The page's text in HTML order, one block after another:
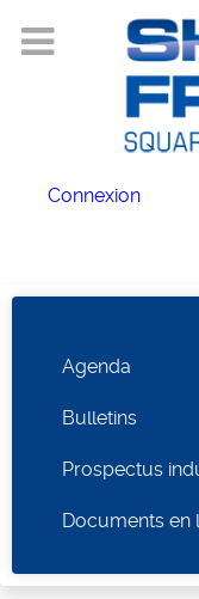
Connexion
Agenda
Bulletins
Prospectus
Documents en